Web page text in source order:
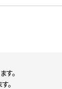
。
。